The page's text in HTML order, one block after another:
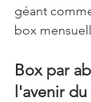
géant
box
Box par
l'avenir du